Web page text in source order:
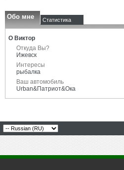
Обо мне Статистика
О Виктор
Откуда Вы?
Ижевск
Интересы
рыбалка
Ваш автомобиль
Urban&Патриот&Ока